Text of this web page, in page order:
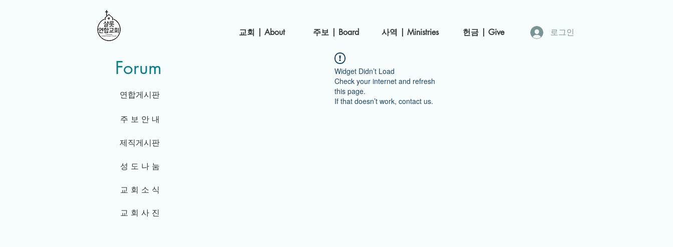
​교회 | About 주보 | Board 사역 | Ministries 헌금 | Give 로그인
Forum
연합게시판
주 보 안 내
제직게시판
성 도 나 눔
교 회 소 식
교 회 사 진
Widget Didn’t Load
Check your internet and refresh
this page.
If that doesn’t work, contact us.